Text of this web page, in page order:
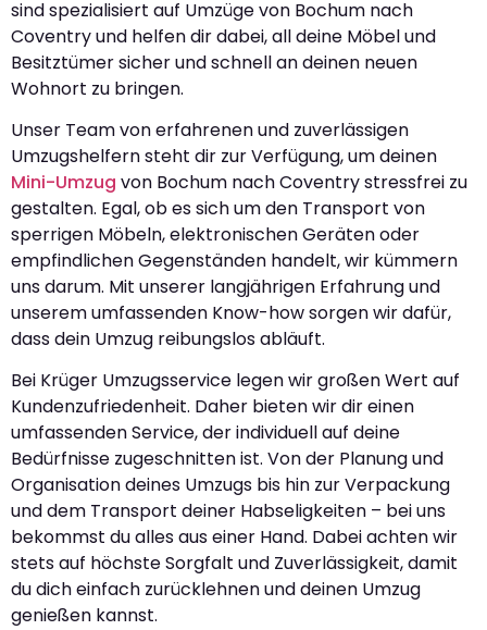
sind spezialisiert auf Umzüge von Bochum nach
Coventry und helfen dir dabei, all deine Möbel und
Besitztümer sicher und schnell an deinen neuen
Wohnort zu bringen.
Unser Team von erfahrenen und zuverlässigen
Umzugshelfern steht dir zur Verfügung, um deinen
Mini-Umzug von Bochum nach Coventry stressfrei zu
gestalten. Egal, ob es sich um den Transport von
sperrigen Möbeln, elektronischen Geräten oder
empfindlichen Gegenständen handelt, wir kümmern
uns darum. Mit unserer langjährigen Erfahrung und
unserem umfassenden Know-how sorgen wir dafür,
dass dein Umzug reibungslos abläuft.
Bei Krüger Umzugsservice legen wir großen Wert auf
Kundenzufriedenheit. Daher bieten wir dir einen
umfassenden Service, der individuell auf deine
Bedürfnisse zugeschnitten ist. Von der Planung und
Organisation deines Umzugs bis hin zur Verpackung
und dem Transport deiner Habseligkeiten – bei uns
bekommst du alles aus einer Hand. Dabei achten wir
stets auf höchste Sorgfalt und Zuverlässigkeit, damit
du dich einfach zurücklehnen und deinen Umzug
genießen kannst.